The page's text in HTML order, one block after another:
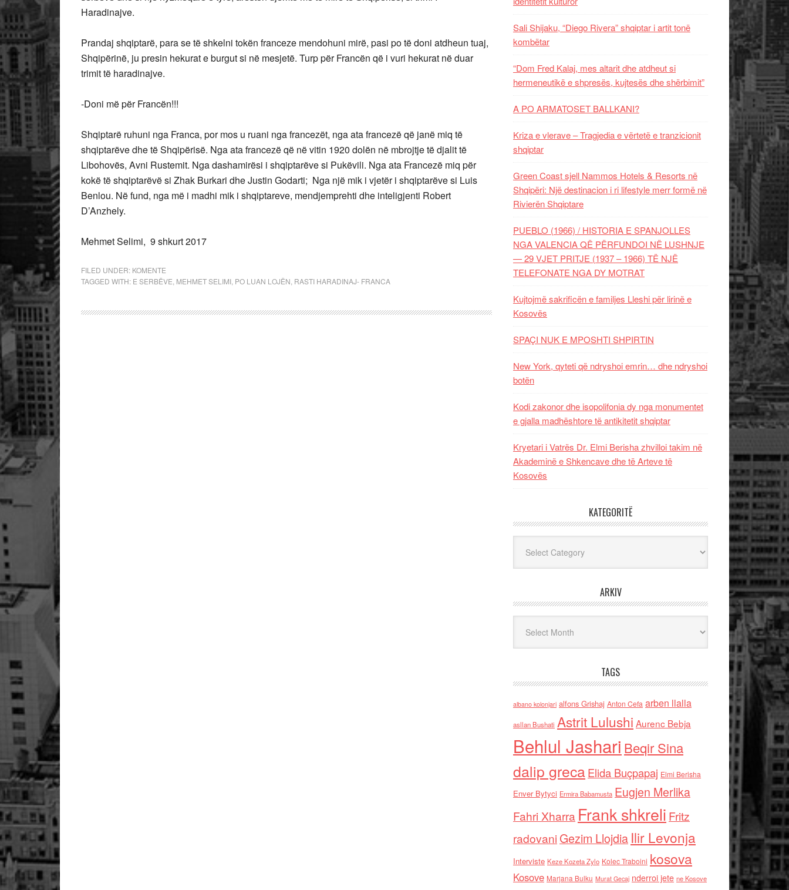
Haradinajve.
Prandaj shqiptarë, para se të shkelni tokën franceze mendohuni mirë, pasi po të doni atdheun tuaj,
Shqipërinë, ju presin hekurat e burgut si në mesjetë. Turp për Francën që i vuri hekurat në duar
trimit të haradinajve.
-Doni më për Francën!!!
Shqiptarë ruhuni nga Franca, por mos u ruani nga francezët, nga ata francezë që janë miq të
shqiptarëve dhe të Shqipërisë. Nga ata francezë që në vitin 1920 dolën në mbrojtje të djalit të
Libohovës, Avni Rustemit. Nga dashamirësi i shqiptarëve si Pukëvili. Nga ata Francezë miq për
kokë të shqiptarëvë si Zhak Burkari dhe Justin Godarti; Nga një mik i vjetër i shqiptarëve si Luis
Benlou. Në fund, nga më i madhi mik i shqiptareve, mendjemprehti dhe inteligjenti Robert
D’Anzhely.
Mehmet Selimi, 9 shkurt 2017
FILED UNDER: KOMENTE
TAGGED WITH: E SERBËVE MEHMET SELIMI PO LUAN LOJËN RASTI HARADINAJ- FRANCA
Sali Shijaku, “Diego Rivera” shqiptar i artit tonë
kombëtar
“Dom Fred Kalaj, mes altarit dhe atdheut si
hermeneutikë e shpresës, kujtesës dhe shërbimit”
A PO ARMATOSET BALLKANI?
Kriza e vlerave – Tragjedia e vërtetë e tranzicionit
shqiptar
Green Coast sjell Nammos Hotels & Resorts në
Shqipëri: Një destinacion i ri lifestyle merr formë në
Rivierën Shqiptare
PUEBLO (1966) / HISTORIA E SPANJOLLES
NGA VALENCIA QË PËRFUNDOI NË LUSHNJE
— 29 VJET PRITJE (1937 – 1966) TË NJË
TELEFONATE NGA DY MOTRAT
Kujtojmë sakrificën e familjes Lleshi për lirinë e
Kosovës
SPAÇI NUK E MPOSHTI SHPIRTIN
New York, qyteti që ndryshoi emrin… dhe ndryshoi
botën
Kodi zakonor dhe isopolifonia dy nga monumentet
e gjalla madhështore të antikitetit shqiptar
Kryetari i Vatrës Dr. Elmi Berisha zhvilloi takim në
Akademinë e Shkencave dhe të Arteve të
Kosovës
KATEGORITË
ARKIV
TAGS
albano kolonjari alfons Grishaj Anton Cefa arben llalla
asllan Bushati Astrit Lulushi Aurenc Bebja
Behlul Jashari Beqir Sina
dalip grecaElida Buçpapaj Elmi Berisha
Enver Bytyci Ermira Babamusta Eugjen Merlika
Fahri Xharra Frank shkreli Fritz
radovaniGezim Llojdia Ilir Levonja
Interviste Keze Kozeta Zylo Kolec Traboini kosova
Kosove Marjana Bulku Murat Gecaj nderroi jete ne Kosove